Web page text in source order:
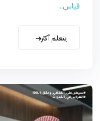
قياس...
يتعلم أكثر